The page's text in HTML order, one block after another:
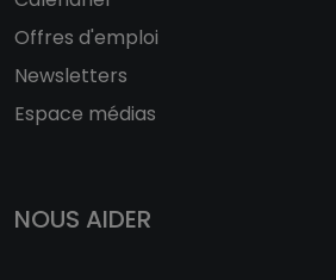
Offres d'emploi
Newsletters
Espace médias
NOUS AIDER